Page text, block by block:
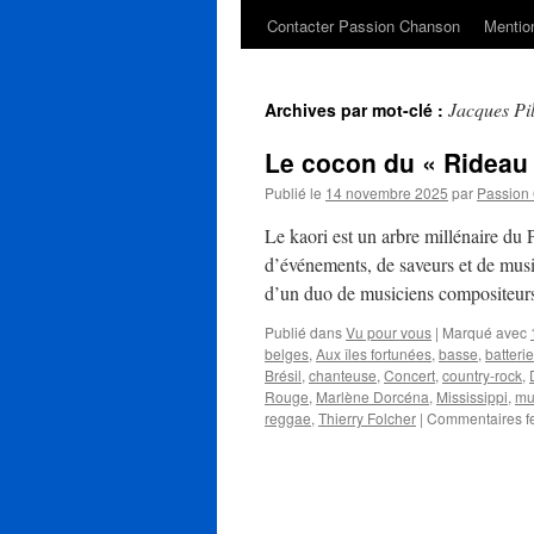
Contacter Passion Chanson
Archives par mot-clé : Jacques
Le cocon du «
Publié le 14 novembre 2025 par Passion
Le kaori est un arbre millénaire du
d’événements, de saveurs et de
d’un duo de musiciens
Publié dansVu pour vous | Marqué avec
belges, Aux îles fortunées, basse, batterie
Brésil, chanteuse, Concert, country-rock,
Rouge, Marlène Dorcéna, Mississippi,
reggae, Thierry Folcher | Commentaires